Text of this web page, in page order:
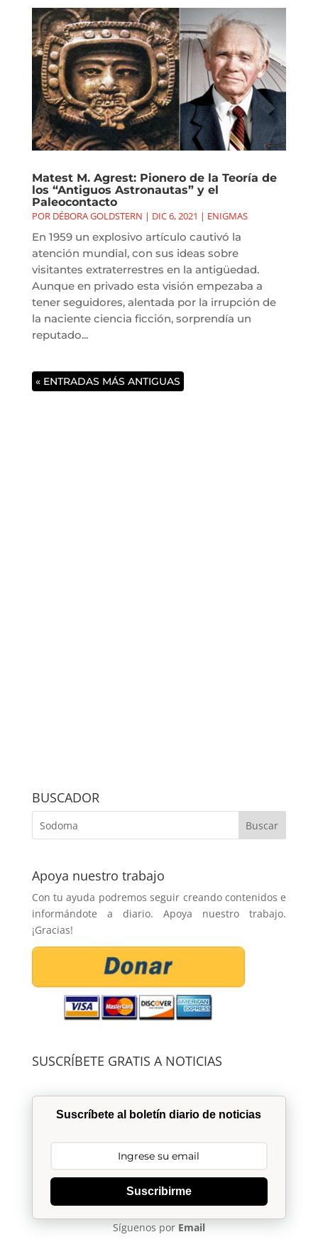
Matest M. Agrest: Pionero de la Teoría de
los “Antiguos Astronautas” y el
Paleocontacto
POR DÉBORA GOLDSTERN | DIC 6, 2021 | ENIGMAS
En 1959 un explosivo artículo cautivó la
atención mundial, con sus ideas sobre
visitantes extraterrestres en la antigüedad.
Aunque en privado esta visión empezaba a
tener seguidores, alentada por la irrupción de
la naciente ciencia ficción, sorprendía un
reputado...
« ENTRADAS MÁS ANTIGUAS
BUSCADOR
Apoya nuestro trabajo
Con tu ayuda podremos seguir creando contenidos e
informándote a diario. Apoya nuestro trabajo.
¡Gracias!
SUSCRÍBETE GRATIS A NOTICIAS
Suscríbete al boletín diario de noticias
Suscribirme
Síguenos por Email